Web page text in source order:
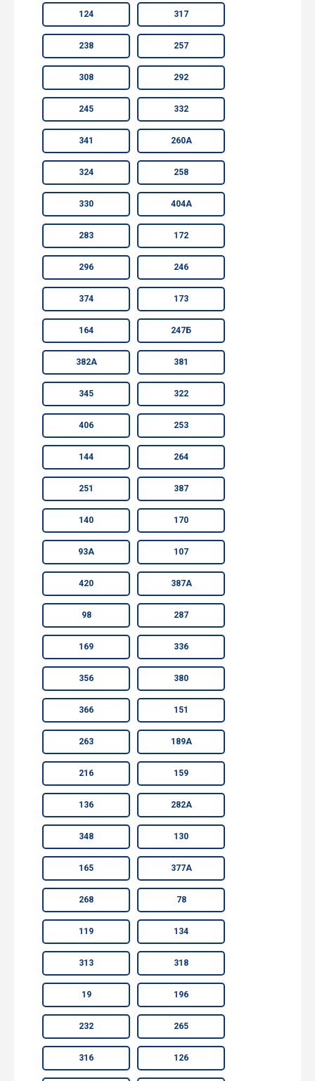
124 317
238 257
308 292
245 332
341 260А
324 258
330 404А
283 172
296 246
374 173
164 247Б
382А 381
345 322
406 253
144 264
251 387
140 170
93А 107
420 387А
98 287
169 336
356 380
366 151
263 189А
216 159
136 282А
348 130
165 377А
268 78
119 134
313 318
19 196
232 265
316 126